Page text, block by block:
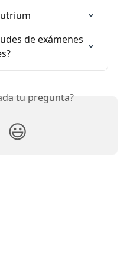
de exámenes
tu pregunta?
😃